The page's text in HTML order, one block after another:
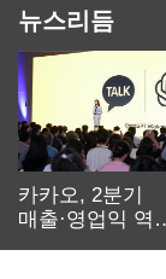
뉴스리듬
카카오, 2분기
매출·영업익 역